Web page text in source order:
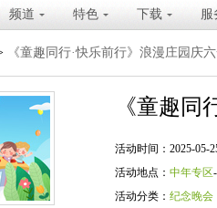
频道 特色 下载 服
《童趣同行·快乐前行》浪漫庄园庆
《童趣
活动时间：2025-05-
活动地点： 中年专区
活动分类： 纪念晚会